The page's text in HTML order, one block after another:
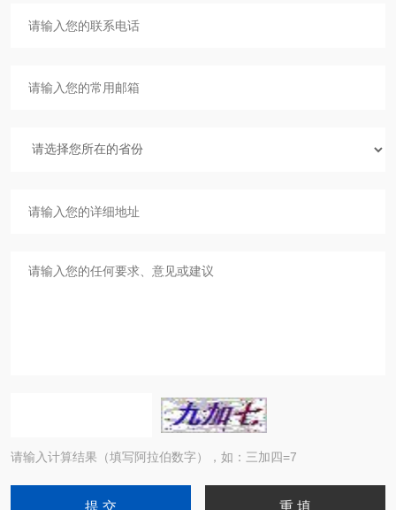
请输入计算结果（填写阿拉伯数字），如：三加四=7